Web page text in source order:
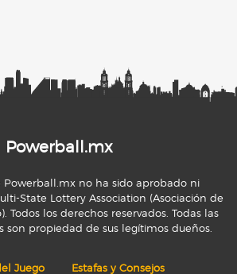
Powerball.mx
Powerball.mx no ha sido aprobado ni
State Lottery Association (Asociación de
Todos los derechos reservados. Todas las
son propiedad de sus legítimos dueños.
Juego Estafas y Consejos